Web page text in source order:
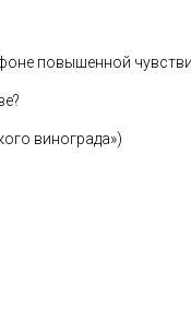
повышенной
винограда»)